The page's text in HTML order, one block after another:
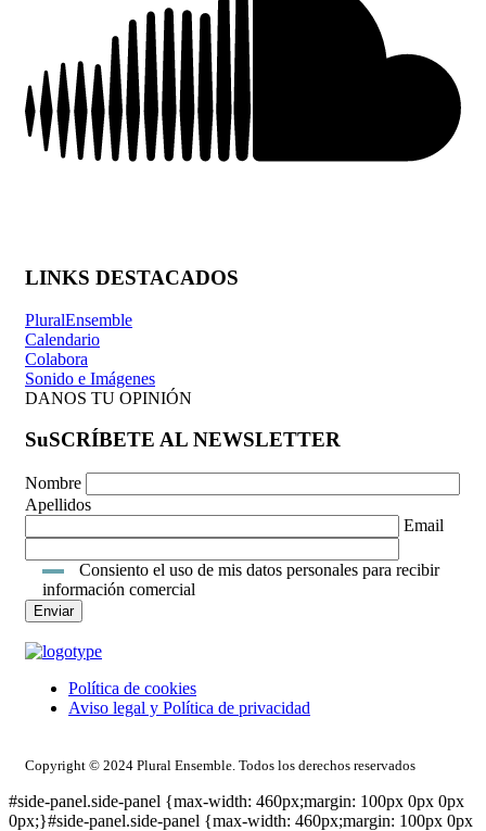
LINKS DESTACADOS
PluralEnsemble
Calendario
Colabora
Sonido e Imágenes
DANOS TU OPINIÓN
SuSCRÍBETE AL NEWSLETTER
Nombre
Apellidos
Email
Consiento el uso de mis datos personales para recibir
información comercial
Política de cookies
Aviso legal y Política de privacidad
Copyright © 2024 Plural Ensemble. Todos los derechos reservados
#side-panel.side-panel {max-width: 460px;margin: 100px 0px 0px
0px;}#side-panel.side-panel {max-width: 460px;margin: 100px 0px